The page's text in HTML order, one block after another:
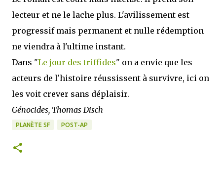
lecteur et ne le lache plus. L'avilissement est
progressif mais permanent et nulle rédemption
ne viendra à l'ultime instant.
Dans "Le jour des triffides" on a envie que les
acteurs de l'histoire réussissent à survivre, ici on
les voit crever sans déplaisir.
Génocides, Thomas Disch
PLANÈTE SF POST-AP